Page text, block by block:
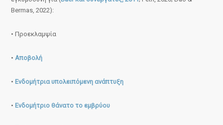
Bermas, 2022):
• Προεκλαμψία
•Αποβολή
• Ενδομήτρια υπολειπόμενη ανάπτυξη
• Ενδομήτριο θάνατο το εμβρύου